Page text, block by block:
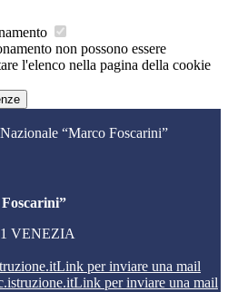
non possono essere
l'elenco nella pagina della cookie
“Marco Foscarini”
VENEZIA
Link per inviare una mail
Link per inviare una mail